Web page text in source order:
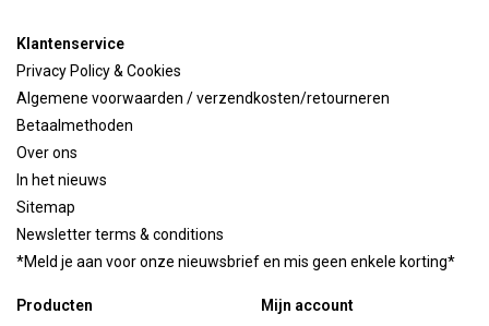
Klantenservice
Privacy Policy & Cookies
Algemene voorwaarden / verzendkosten/retourneren
Betaalmethoden
Over ons
In het nieuws
Sitemap
Newsletter terms & conditions
*Meld je aan voor onze nieuwsbrief en mis geen enkele korting*
Producten
Mijn account